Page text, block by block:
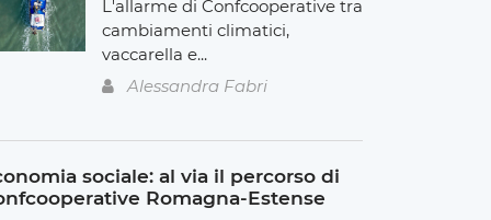
L'allarme di Confcooperative tra
cambiamenti climatici,
vaccarella e...
Alessandra Fabri
sociale: al via il percorso di
Romagna-Estense